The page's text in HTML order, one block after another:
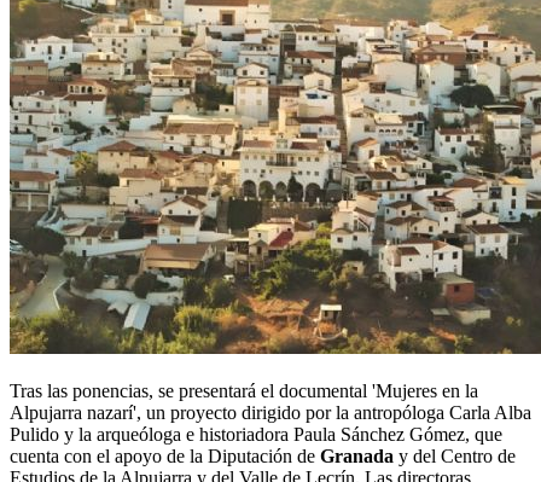
Tras las ponencias, se presentará el documental 'Mujeres en la
Alpujarra nazarí', un proyecto dirigido por la antropóloga Carla Alba
Pulido y la arqueóloga e historiadora Paula Sánchez Gómez, que
cuenta con el apoyo de la Diputación de Granada y del Centro de